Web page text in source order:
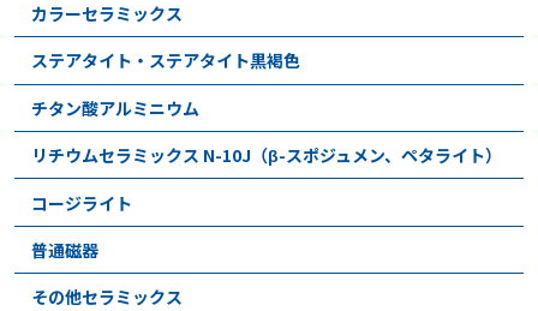
カラーセラミックス
ステアタイト・ステアタイト黒褐色
チタン酸アルミニウム
リチウムセラミックス N-10J（β-スポジュメン、ペタライト）
コージライト
普通磁器
その他セラミックス